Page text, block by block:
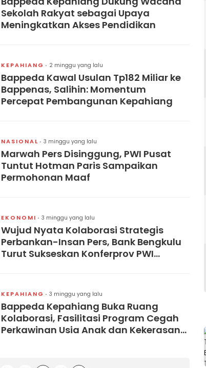
Sekolah Rakyat sebagai Upaya
Meningkatkan Akses Pendidikan
KEPAHIANG 2 minggu yang lalu
Bappeda Kawal Usulan Tp182 Miliar ke
Bappenas, Salihin: Momentum
Percepat Pembangunan Kepahiang
NASIONAL 3 minggu yang lalu
Marwah Pers Disinggung, PWI Pusat
Tuntut Hotman Paris Sampaikan
Permohonan Maaf
EKONOMI 3 minggu yang lalu
Wujud Nyata Kolaborasi Strategis
Perbankan-Insan Pers, Bank Bengkulu
Turut Sukseskan Konferprov PWI
KEPAHIANG 3 minggu yang lalu
Bappeda Kepahiang Buka Ruang
Kolaborasi, Fasilitasi Program Cegah
Perkawinan Usia Anak dan Kekerasan